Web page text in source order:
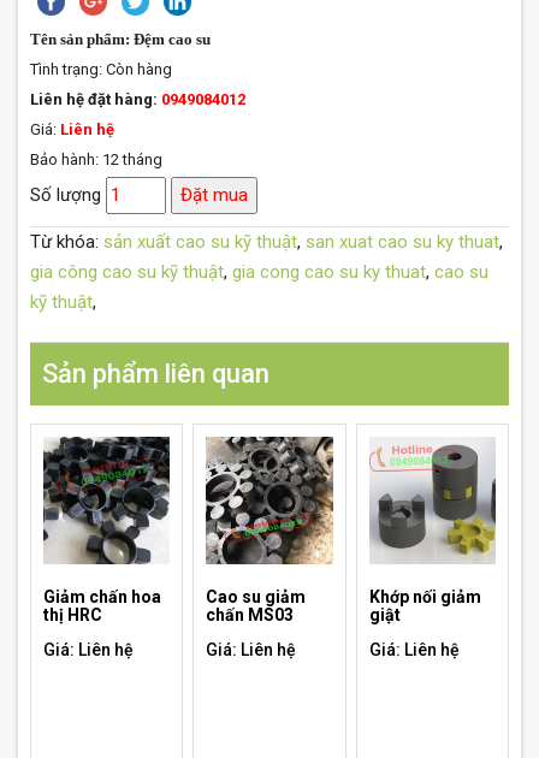
Tên sản phẩm: Đệm cao su
Tình trạng: Còn hàng
Liên hệ đặt hàng: 0949084012
Giá: Liên hệ
Bảo hành: 12 tháng
Số lượng Đặt mua
Từ khóa: sản xuất cao su kỹ thuật, san xuat cao su ky thuat,
gia công cao su kỹ thuật, gia cong cao su ky thuat, cao su
kỹ thuật,
Sản phẩm liên quan
Giảm chấn hoa
thị HRC
Giá: Liên hệ
Cao su giảm
chấn MS03
Giá: Liên hệ
Khớp nối giảm
giật
Giá: Liên hệ